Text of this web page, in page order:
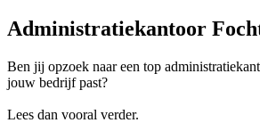
Administratiekantoor
Ben jij opzoek naar een top
jouw bedrijf past?
Lees dan vooral verder.